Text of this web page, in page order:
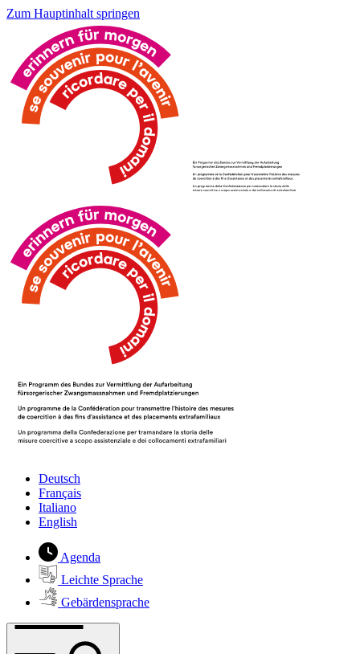
Zum Hauptinhalt springen
Deutsch
Français
Italiano
English
Agenda
Leichte Sprache
Gebärdensprache